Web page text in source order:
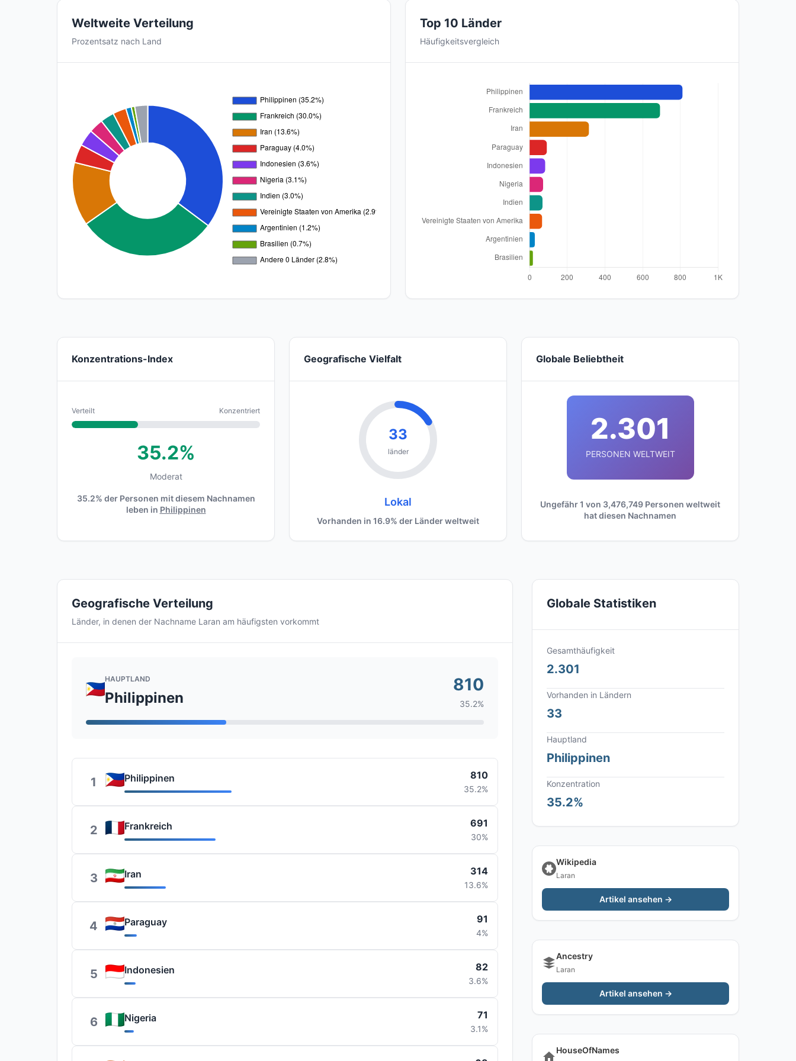
Weltweite Verteilung
Prozentsatz nach Land
Top 10 Länder
Häufigkeitsvergleich
Konzentrations-Index
Verteilt Konzentriert
35.2%
Moderat
35.2% der Personen mit diesem Nachnamen
leben in Philippinen
Geografische Vielfalt
33
länder
Lokal
Vorhanden in 16.9% der Länder weltweit
Globale Beliebtheit
2.301
PERSONEN WELTWEIT
Ungefähr 1 von 3,476,749 Personen weltweit
hat diesen Nachnamen
Geografische Verteilung
Länder, in denen der Nachname Laran am häufigsten vorkommt
HAUPTLAND
Philippinen
810
35.2%
1 Philippinen 810
35.2%
2 Frankreich 691
30%
3 Iran 314
13.6%
4 Paraguay 91
4%
5 Indonesien 82
3.6%
6 Nigeria 71
3.1%
Globale Statistiken
Gesamthäufigkeit
2.301
Vorhanden in Ländern
33
Hauptland
Philippinen
Konzentration
35.2%
Wikipedia
Laran
Artikel ansehen →
Ancestry
Laran
Artikel ansehen →
HouseOfNames